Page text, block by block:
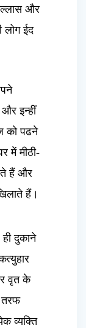
और
लोग ईद
इन्हीं
को पढने
में मीठी-
हैं और
हैं।
दुकाने
वृत के
तरफ
व्यक्ति